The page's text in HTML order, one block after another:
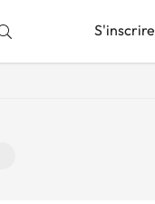
S'inscrire